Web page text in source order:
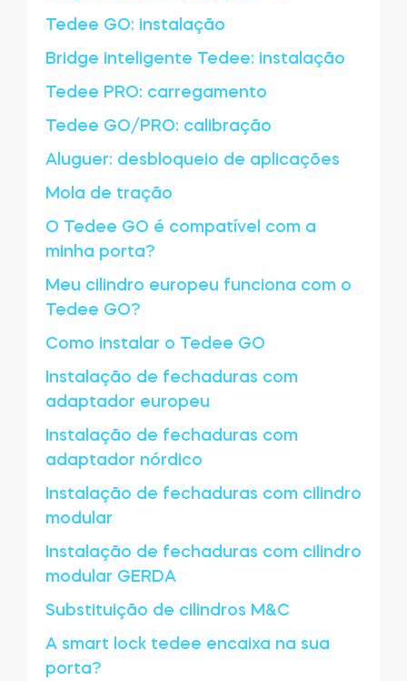
Tedee GO: instalação
Bridge inteligente Tedee: instalação
Tedee PRO: carregamento
Tedee GO/PRO: calibração
Aluguer: desbloqueio de aplicações
Mola de tração
O Tedee GO é compatível com a
minha porta?
Meu cilindro europeu funciona com o
Tedee GO?
Como instalar o Tedee GO
Instalação de fechaduras com
adaptador europeu
Instalação de fechaduras com
adaptador nórdico
Instalação de fechaduras com cilindro
modular
Instalação de fechaduras com cilindro
modular GERDA
Substituição de cilindros M&C
A smart lock tedee encaixa na sua
porta?